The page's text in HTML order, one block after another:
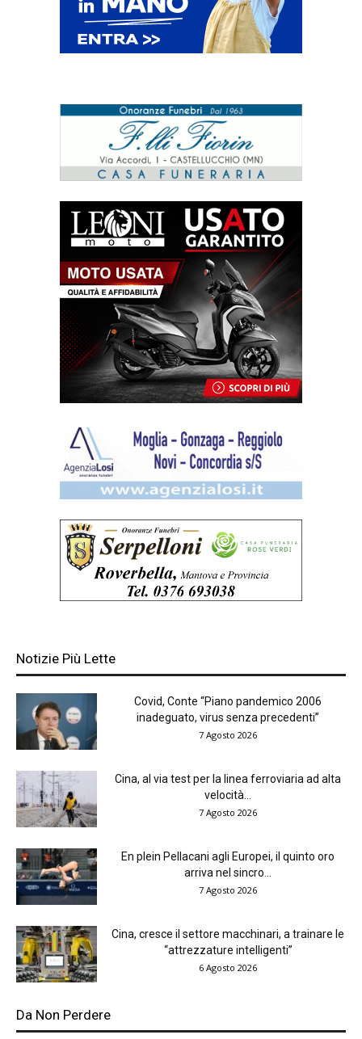
Notizie Più Lette
Covid, Conte “Piano pandemico 2006
inadeguato, virus senza precedenti”
7 Agosto 2026
Cina, al via test per la linea ferroviaria ad alta
velocità...
7 Agosto 2026
En plein Pellacani agli Europei, il quinto oro
arriva nel sincro...
7 Agosto 2026
Cina, cresce il settore macchinari, a trainare le
“attrezzature intelligenti”
6 Agosto 2026
Da Non Perdere